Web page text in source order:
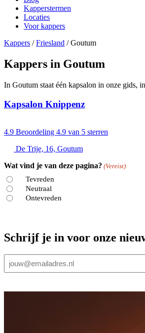
Kapperstermen
Locaties
Voor kappers
Kappers /Friesland /Goutum
Kappers in Goutum
In Goutum staat één kapsalon in onze gids,
Kapsalon Knippenz
4.9 Beoordeling 4.9 van 5 sterren
De Trije, 16, Goutum
Wat vind je van deze pagina? (Vereist)
Tevreden
Neutraal
Ontevreden
Schrijf je in voor onze
mailadres